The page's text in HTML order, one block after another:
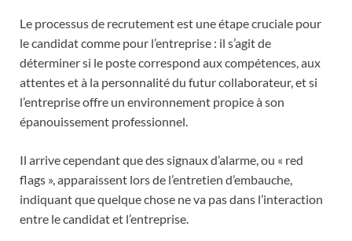
Le processus de recrutement est une étape cruciale pour
le candidat comme pour l’entreprise : il s’agit de
déterminer si le poste correspond aux compétences, aux
attentes et à la personnalité du futur collaborateur, et si
l’entreprise offre un environnement propice à son
épanouissement professionnel.
Il arrive cependant que des signaux d’alarme, ou « red
flags », apparaissent lors de l’entretien d’embauche,
indiquant que quelque chose ne va pas dans l’interaction
entre le candidat et l’entreprise.